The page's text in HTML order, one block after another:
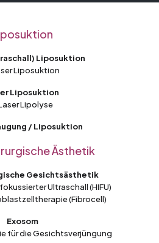
Liposuktion
Liposuktion
Liposuktion
Lipolyse
/ Liposuktion
Ästhetik
Gesichtsästhetik
Ultraschall (HIFU)
(Fibrocell)
Exosom
für die Gesichtsverjüngung